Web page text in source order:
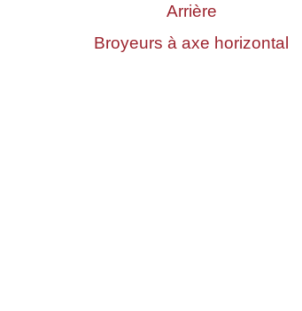
Broyeurs à axe horizontal